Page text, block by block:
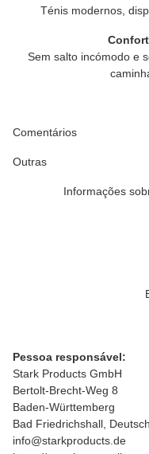
Ténis modernos,
Sem salto incómodo e
Comentários
Outras
Informações
Pessoa responsável:
Stark Products GmbH
Bertolt-Brecht-Weg 8
Baden-Württemberg
Bad Friedrichshall,
info@starkproducts.de